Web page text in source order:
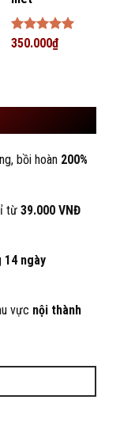
Được xếp
350.000₫
bồi hoàn 200%
từ 39.000 VNĐ
14 ngày
vực nội thành